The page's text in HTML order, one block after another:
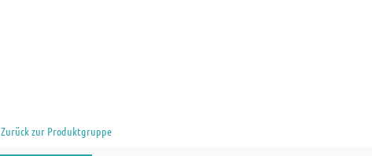
Zurück zur Produktgruppe